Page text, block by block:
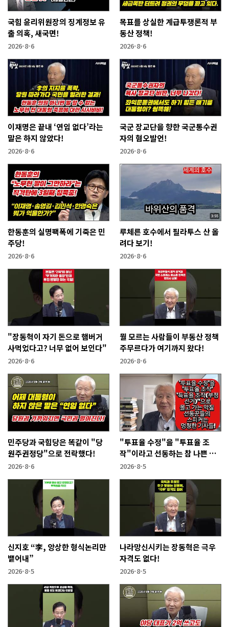
국힘 윤리위원장의 징계정보 유
출 의혹, 새국면!
2026-8-6
목표를 상실한 계급투쟁론적 부
동산 정책!
2026-8-6
이재명은 끝내 ‘연임 없다’라는
말은 하지 않았다!
2026-8-6
국군 장교단을 향한 국군통수권
자의 혐오발언!
2026-8-6
한동훈의 실명팩폭에 기죽은 민
주당!
2026-8-6
루체른 호수에서 필라투스 산 올
려다 보기!
2026-8-6
"장동혁이 자기 돈으로 햄버거
사먹었다고? 너무 없어 보인다"
2026-8-6
뭘 모르는 사람들이 부동산 정책
주무르다가 여기까지 왔다!
2026-8-6
민주당과 국힘당은 똑같이 "당
원주권정당"으로 전락했다!
2026-8-6
"투표율 수정"을 "투표율 조
작"이라고 선동하는 참 나쁜 사
람들!
2026-8-5
신지호 “李, 앙상한 형식논리만
뱉어내”
2026-8-5
나라망신시키는 장동혁은 극우
자격도 없다!
2026-8-5